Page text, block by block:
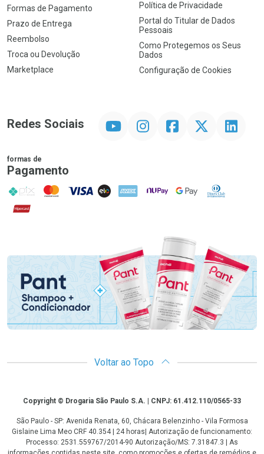
Formas de Pagamento
Prazo de Entrega
Reembolso
Troca ou Devolução
Marketplace
Política de Privacidade
Portal do Titular de Dados
Pessoais
Como Protegemos os Seus
Dados
Configuração de Cookies
Redes Sociais InstagramFacebookTwitter Linkedin
formas de
Pagamento
PIX MasterCard
VISA ELO AMEX NuPay Google PayDiners Club
Hipercard
Promoção em Destaque
Voltar ao Topo
CopyrightCopyright © Drogaria São Paulo S.A. | CNPJ: 61.412.110/0565-33
São Paulo - SP: Avenida Renata, 60, Chácara Belenzinho - Vila Formosa
Gislaine Lima Meo CRF 40.354 | 24 horas| Autorização de funcionamento:
Processo: 2531.559767/2014-90 Autorização/MS: 7.31847.3 | As